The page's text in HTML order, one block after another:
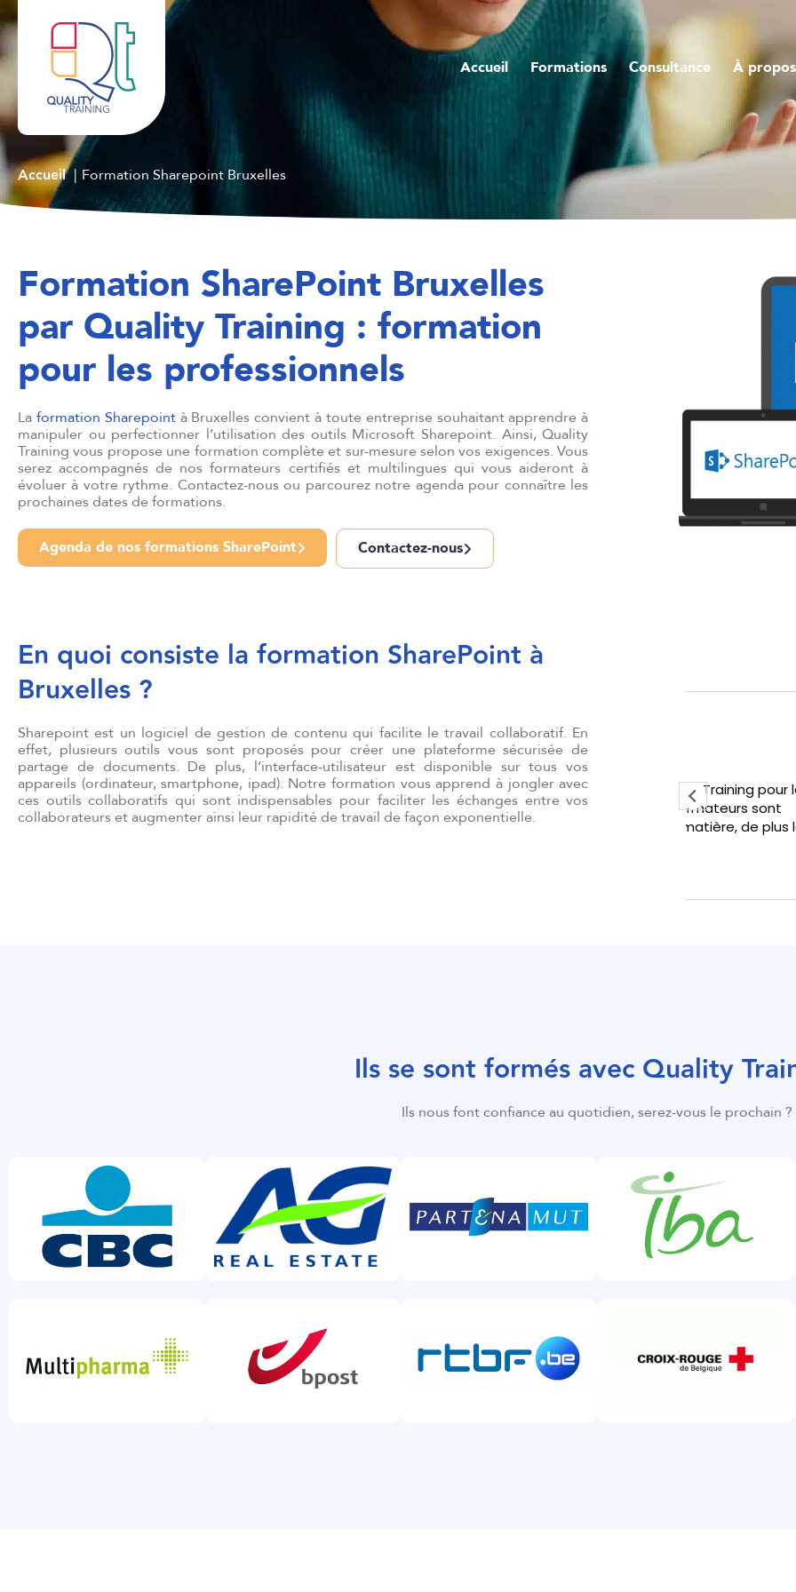
Accueil Formations Consultance À propos
Accueil Formation Sharepoint Bruxelles
Formation SharePoint Bruxelles
par Quality Training : formation
pour les professionnels
La formation Sharepointà Bruxelles convient à toute entreprise souhaitant apprendre à
manipuler ou perfectionner l’utilisation des outils Microsoft Sharepoint. Ainsi, Quality
Training vous propose une formation complète et sur-mesure selon vos exigences. Vous
serez accompagnés de nos formateurs certifiés et multilingues qui vous aideront à
évoluer à votre rythme. Contactez-nous ou parcourez notre agenda pour connaître les
prochaines dates de formations.
Agenda de nos formations SharePoint Contactez-nous
En quoi consiste la formation SharePoint à
Bruxelles ?
Sharepoint est un logiciel de gestion de contenu qui facilite le travail collaboratif. En
effet, plusieurs outils vous sont proposés pour créer une plateforme sécurisée de
partage de documents. De plus, l’interface-utilisateur est disponible sur tous vos
appareils (ordinateur, smartphone, ipad). Notre formation vous apprend à jongler avec
ces outils collaboratifs qui sont indispensables pour faciliter les échanges entre vos
collaborateurs et augmenter ainsi leur rapidité de travail de façon exponentielle.
Sylvain Verbeeck
Je recommande vivement Quality Training pour le
niveau de ses formations. Les formateurs sont
professionnels et experts en la matière, de plus la
Préparation
dispenses
ravis et les
Ils se sont formés avec Quality
Ils nous font confiance au quotidien, serez-vous le prochain ?